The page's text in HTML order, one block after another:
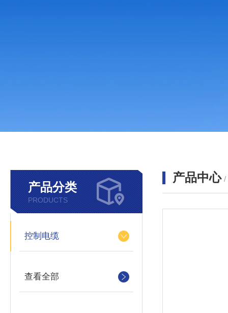
产品分类
PRODUCTS
控制电缆
查看全部
产品中心 /